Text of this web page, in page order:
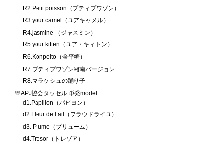
R2.Petit poisson（プティプワゾン）
R3.your camel（ユアキャメル）
R4.jasmine （ジャスミン）
R5.your kitten（ユア・キィトン）
R6.Konpeito（金平糖）
R7.プティプワゾン湘南バージョン
R8.マラケシュの踊り子
💛APJ協会タッセル 単発model
d1.Papillon（パピヨン）
d2.Fleur de l’ail（フラウドライユ）
d3. Plume（プリューム）
d4.Tresor（トレゾア）